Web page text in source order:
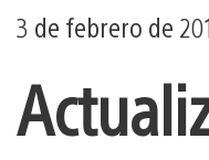
3 de febrero de